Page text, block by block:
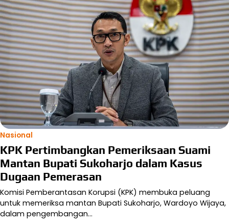
Nasional
KPK Pertimbangkan Pemeriksaan Suami
Mantan Bupati Sukoharjo dalam Kasus
Dugaan Pemerasan
Komisi Pemberantasan Korupsi (KPK) membuka peluang
untuk memeriksa mantan Bupati Sukoharjo, Wardoyo Wijaya,
dalam pengembangan…